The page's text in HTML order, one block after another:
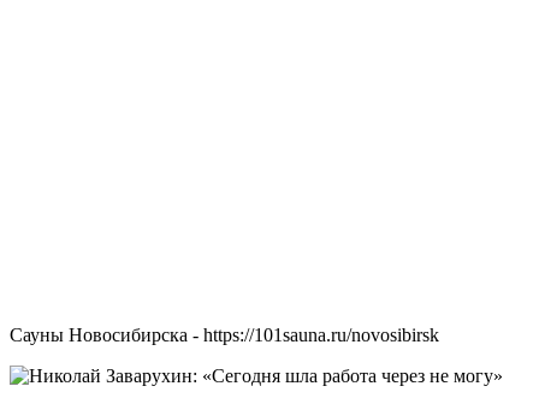
Сауны Новосибирска - https://101sauna.ru/novosibirsk